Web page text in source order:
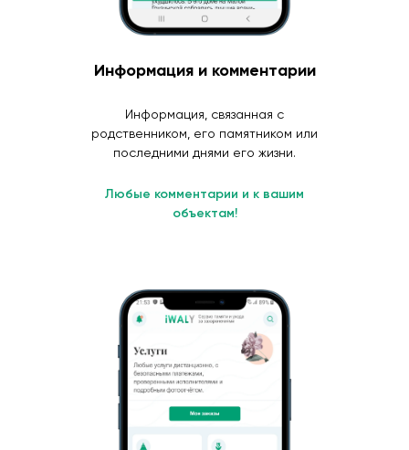
Информация и комментарии
Информация, связанная с
родственником, его памятником или
последними днями его жизни.
Любые комментарии и к вашим
объектам!